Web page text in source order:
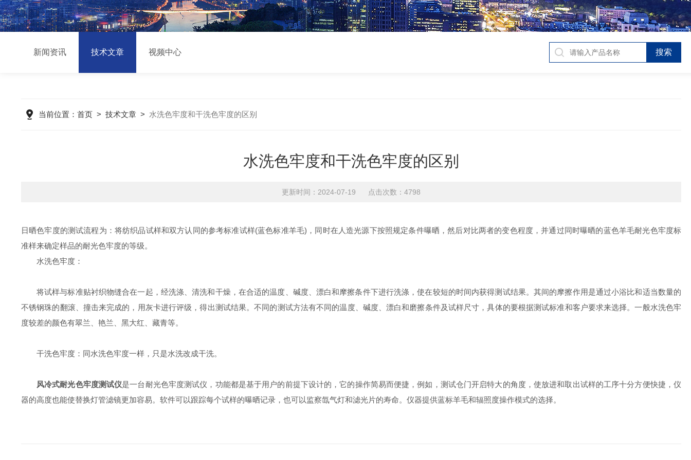
新闻资讯 技术文章 视频中心
当前位置： 首页> 技术文章> 水洗色牢度和干洗色牢度的区别
水洗色牢度和干洗色牢度的区别
更新时间：2024-07-19 点击次数：4798
日晒色牢度的测试流程为：将纺织品试样和双方认同的参考标准试样(蓝色标准羊毛)，同时在人造光源下按照规定条件曝晒，然后对比两者的变色程度，并通过同时曝晒的蓝色羊毛耐光色牢度标
准样来确定样品的耐光色牢度的等级。
水洗色牢度：
将试样与标准贴衬织物缝合在一起，经洗涤、清洗和干燥，在合适的温度、碱度、漂白和摩擦条件下进行洗涤，使在较短的时间内获得测试结果。其间的摩擦作用是通过小浴比和适当数量的
不锈钢珠的翻滚、撞击来完成的，用灰卡进行评级，得出测试结果。不同的测试方法有不同的温度、碱度、漂白和磨擦条件及试样尺寸，具体的要根据测试标准和客户要求来选择。一般水洗色牢
度较差的颜色有翠兰、艳兰、黑大红、藏青等。
干洗色牢度：同水洗色牢度一样，只是水洗改成干洗。
风冷式耐光色牢度测试仪是一台耐光色牢度测试仪，功能都是基于用户的前提下设计的，它的操作简易而便捷，例如，测试仓门开启特大的角度，使放进和取出试样的工序十分方便快捷，仪
器的高度也能使替换灯管滤镜更加容易。软件可以跟踪每个试样的曝晒记录，也可以监察氙气灯和滤光片的寿命。仪器提供蓝标羊毛和辐照度操作模式的选择。